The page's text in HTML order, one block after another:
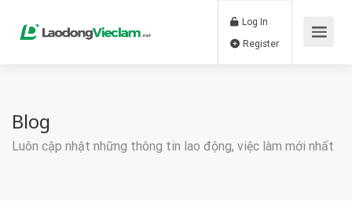
Log In
Blog
Luôn cập nhật những thông tin lao động, việc làm mới nhất